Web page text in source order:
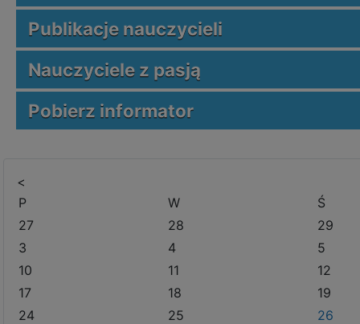
Publikacje nauczycieli
Nauczyciele z pasją
Pobierz informator
<
P
W Ś
27
28 29
3
4 5
10
11 12
17
18 19
24
25 26